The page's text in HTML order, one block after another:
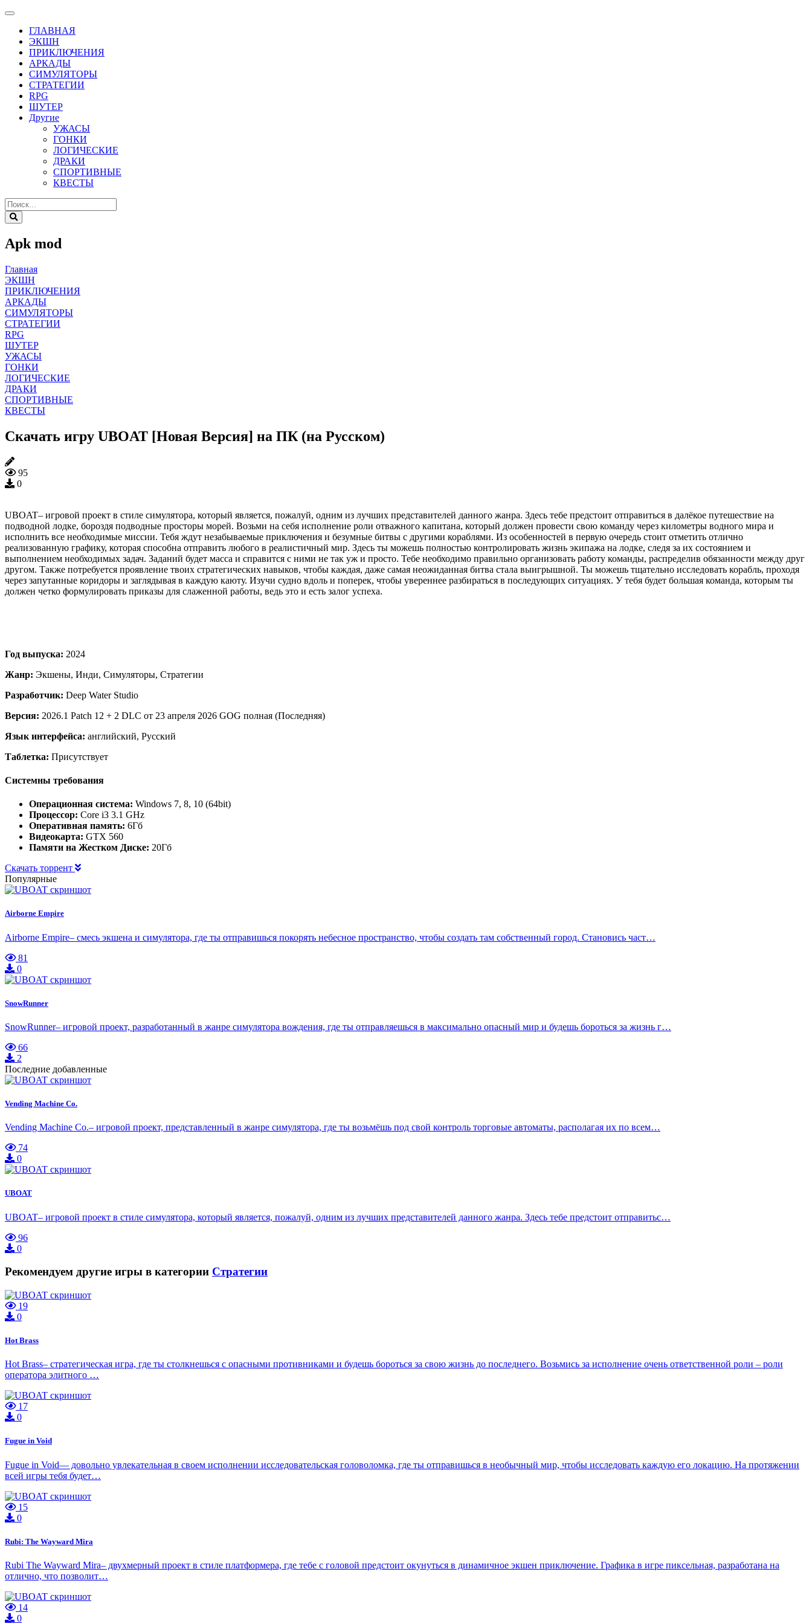
ГЛАВНАЯ
ЭКШН
ПРИКЛЮЧЕНИЯ
АРКАДЫ
СИМУЛЯТОРЫ
СТРАТЕГИИ
RPG
ШУТЕР
Другие
УЖАСЫ
ГОНКИ
ЛОГИЧЕСКИЕ
ДРАКИ
СПОРТИВНЫЕ
КВЕСТЫ
Apk mod
Главная
ЭКШН
ПРИКЛЮЧЕНИЯ
АРКАДЫ
СИМУЛЯТОРЫ
СТРАТЕГИИ
RPG
ШУТЕР
УЖАСЫ
ГОНКИ
ЛОГИЧЕСКИЕ
ДРАКИ
СПОРТИВНЫЕ
КВЕСТЫ
Скачать игру UBOAT [Новая Версия] на ПК (на Русском)
95
0
UBOAT– игровой проект в стиле симулятора, который является, пожалуй, одним из лучших представителей данного жанра. Здесь тебе предстоит отправиться в далёкое путешествие на
подводной лодке, бороздя подводные просторы морей. Возьми на себя исполнение роли отважного капитана, который должен провести свою команду через километры водного мира и
исполнить все необходимые миссии. Тебя ждут незабываемые приключения и безумные битвы с другими кораблями. Из особенностей в первую очередь стоит отметить отлично
реализованную графику, которая способна отправить любого в реалистичный мир. Здесь ты можешь полностью контролировать жизнь экипажа на лодке, следя за их состоянием и
выполнением необходимых задач. Заданий будет масса и справится с ними не так уж и просто. Тебе необходимо правильно организовать работу команды, распределив обязанности между друг
другом. Также потребуется проявление твоих стратегических навыков, чтобы каждая, даже самая неожиданная битва стала выигрышной. Ты можешь тщательно исследовать корабль, проходя
через запутанные коридоры и заглядывая в каждую каюту. Изучи судно вдоль и поперек, чтобы увереннее разбираться в последующих ситуациях. У тебя будет большая команда, которым ты
должен четко формулировать приказы для слаженной работы, ведь это и есть залог успеха.
Год выпуска: 2024
Жанр: Экшены, Инди, Симуляторы, Стратегии
Разработчик: Deep Water Studio
Версия: 2026.1 Patch 12 + 2 DLC от 23 апреля 2026 GOG полная (Последняя)
Язык интерфейса: английский, Русский
Таблетка: Присутствует
Системны требования
Операционная система: Windows 7, 8, 10 (64bit)
Процессор: Core i3 3.1 GHz
Оперативная память: 6Гб
Видеокарта: GTX 560
Памяти на Жестком Диске: 20Гб
Скачать торрент
Популярные
Airborne Empire
Airborne Empire– смесь экшена и симулятора, где ты отправишься покорять небесное пространство, чтобы создать там собственный город. Становись част…
81
0
SnowRunner
SnowRunner– игровой проект, разработанный в жанре симулятора вождения, где ты отправляешься в максимально опасный мир и будешь бороться за жизнь г…
66
2
Последние добавленные
Vending Machine Co.
Vending Machine Co.– игровой проект, представленный в жанре симулятора, где ты возьмёшь под свой контроль торговые автоматы, располагая их по всем…
74
0
UBOAT
UBOAT– игровой проект в стиле симулятора, который является, пожалуй, одним из лучших представителей данного жанра. Здесь тебе предстоит отправитьс…
96
0
Рекомендуем другие игры в категории Стратегии
19
0
Hot Brass
Hot Brass– стратегическая игра, где ты столкнешься с опасными противниками и будешь бороться за свою жизнь до последнего. Возьмись за исполнение очень ответственной роли – роли
оператора элитного …
17
0
Fugue in Void
Fugue in Void— довольно увлекательная в своем исполнении исследовательская головоломка, где ты отправишься в необычный мир, чтобы исследовать каждую его локацию. На протяжении
всей игры тебя будет…
15
0
Rubi: The Wayward Mira
Rubi The Wayward Mira– двухмерный проект в стиле платформера, где тебе с головой предстоит окунуться в динамичное экшен приключение. Графика в игре пиксельная, разработана на
отлично, что позволит…
14
0